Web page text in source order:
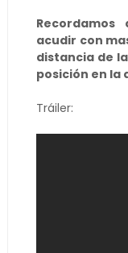
acudir con
distancia de
posición en la
Tráiler: